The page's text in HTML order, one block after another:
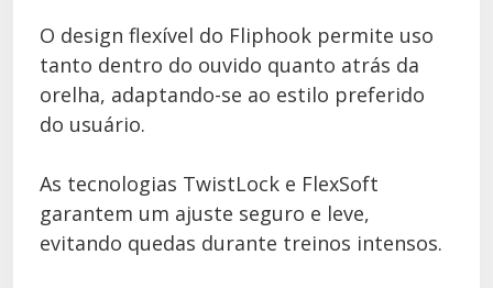
O design flexível do Fliphook permite uso
tanto dentro do ouvido quanto atrás da
orelha, adaptando-se ao estilo preferido
do usuário.
As tecnologias TwistLock e FlexSoft
garantem um ajuste seguro e leve,
evitando quedas durante treinos intensos.